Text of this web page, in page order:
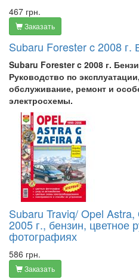
467 грн.
Заказать
Subaru Forester c 2008 г.
Subaru Forester c 2008 г.
Руководство по
обслуживание, ремонт и
электросхемы.
Subaru Traviq/ Opel
2005 г., бензин, цветное
фотографиях
586 грн.
Заказать